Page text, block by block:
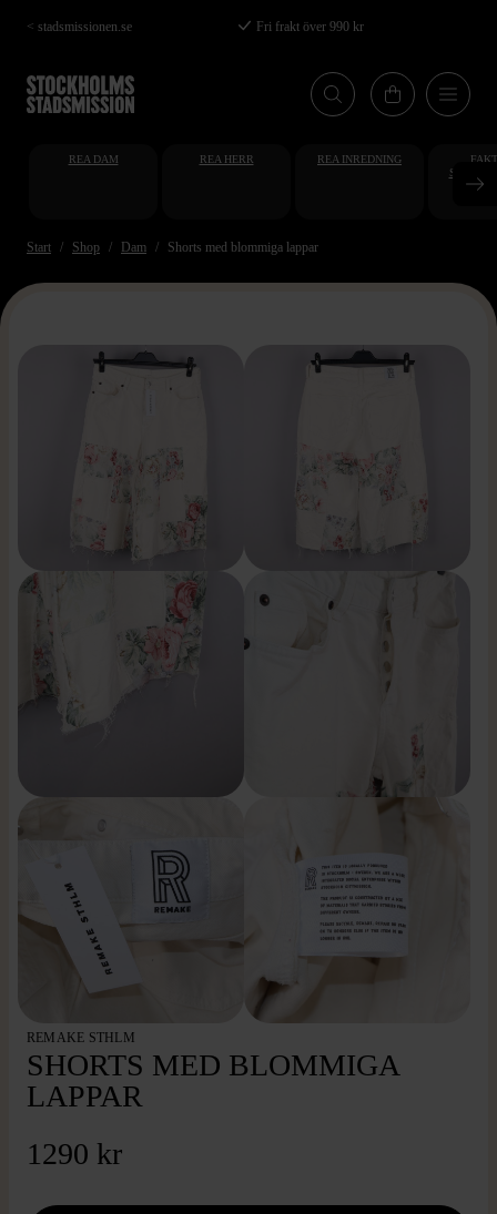
Hoppa
till
huvudinnehåll
< stadsmissionen.se Fri frakt över 990 kr
REA DAM REA HERR REA INREDNING
Start Shop Dam Shorts med blommiga lappar
REMAKE STHLM
SHORTS MED BLOMMIGA
LAPPAR
1290 kr